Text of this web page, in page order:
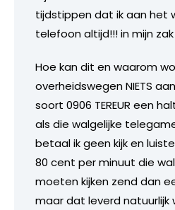
tijdstippen dat ik aan het
telefoon altijd!!! in mijn
Hoe kan dit en waarom
overheidswegen NIETS
soort 0906 TEREUR een
als die walgelijke
betaal ik geen kijk en
80 cent per minuut die
moeten kijken zend dan
maar dat leverd natuurlijk